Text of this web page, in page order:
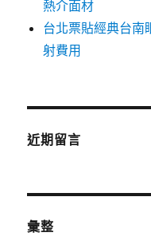
熱介面材
台北票貼經典台南
射費用
近期留言
彙整